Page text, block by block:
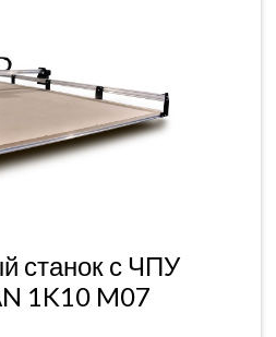
станок с ЧПУ
1K10 M07